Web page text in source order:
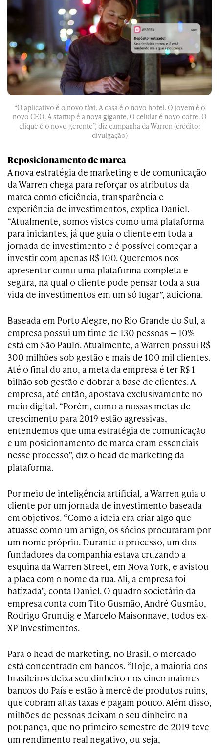
“O aplicativo é o novo táxi. A casa é o novo hotel. O jovem é o
novo CEO. A startup é a nova gigante. O celular é novo cofre. O
clique é o novo gerente”, diz campanha da Warren (crédito:
divulgação)
Reposicionamento de marca
A nova estratégia de marketing e de comunicação
da Warren chega para reforçar os atributos da
marca como eficiência, transparência e
experiência de investimentos, explica Daniel.
“Atualmente, somos vistos como uma plataforma
para iniciantes, já que guia o cliente em toda a
jornada de investimento e é possível começar a
investir com apenas R$ 100. Queremos nos
apresentar como uma plataforma completa e
segura, na qual o cliente pode pensar toda a sua
vida de investimentos em um só lugar”, adiciona.
Baseada em Porto Alegre, no Rio Grande do Sul, a
empresa possui um time de 130 pessoas — 10%
está em São Paulo. Atualmente, a Warren possui R$
300 milhões sob gestão e mais de 100 mil clientes.
Até o final do ano, a meta da empresa é ter R$ 1
bilhão sob gestão e dobrar a base de clientes. A
empresa, até então, apostava exclusivamente no
meio digital. “Porém, como a nossas metas de
crescimento para 2019 estão agressivas,
entendemos que uma estratégia de comunicação
e um posicionamento de marca eram essenciais
nesse processo”, diz o head de marketing da
plataforma.
Por meio de inteligência artificial, a Warren guia o
cliente por um jornada de investimento baseada
em objetivos. “Como a ideia era criar algo que
atuasse como um amigo, os sócios procuraram por
um nome próprio. Durante o processo, um dos
fundadores da companhia estava cruzando a
esquina da Warren Street, em Nova York, e avistou
a placa com o nome da rua. Ali, a empresa foi
batizada”, conta Daniel. O quadro societário da
empresa conta com Tito Gusmão, André Gusmão,
Rodrigo Grundig e Marcelo Maisonnave, todos ex-
XP Investimentos.
Para o head de marketing, no Brasil, o mercado
está concentrado em bancos. “Hoje, a maioria dos
brasileiros deixa seu dinheiro nos cinco maiores
bancos do País e estão à mercê de produtos ruins,
que cobram altas taxas e pagam pouco. Além disso,
milhões de pessoas deixam o seu dinheiro na
poupança, que no primeiro semestre de 2019 teve
um rendimento real negativo, ou seja,